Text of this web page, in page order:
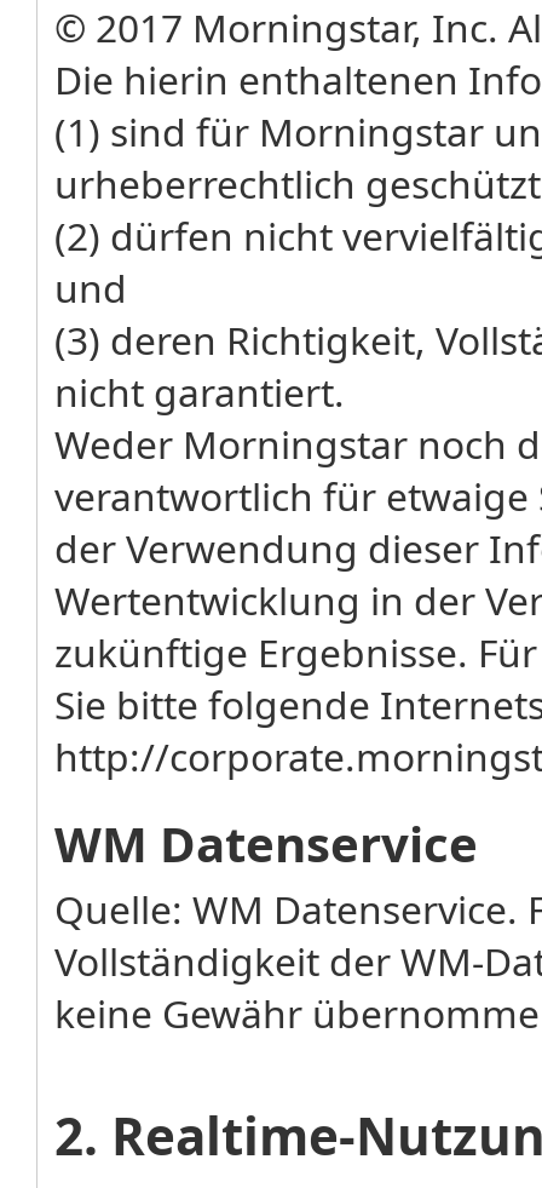
© 2017 Morningstar, Inc.
Die hierin enthaltenen
(1) sind für Morningstar
urheberrechtlich
(2) dürfen nicht
und
(3) deren Richtigkeit,
nicht garantiert.
Weder Morningstar noch
verantwortlich für etwaige
der Verwendung dieser
Wertentwicklung in der
zukünftige Ergebnisse.
Sie bitte folgende
http://
WM Datenservice
Quelle: WM
Vollständigkeit der WM-
keine Gewähr
2. Realtime-